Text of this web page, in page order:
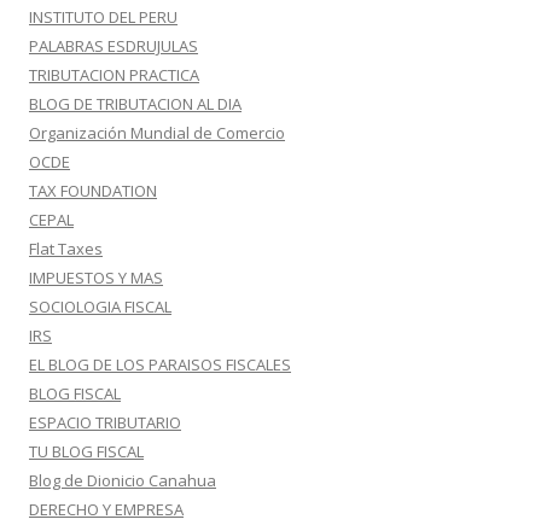
INSTITUTO DEL PERU
PALABRAS ESDRUJULAS
TRIBUTACION PRACTICA
BLOG DE TRIBUTACION AL DIA
Organización Mundial de Comercio
OCDE
TAX FOUNDATION
CEPAL
Flat Taxes
IMPUESTOS Y MAS
SOCIOLOGIA FISCAL
IRS
EL BLOG DE LOS PARAISOS FISCALES
BLOG FISCAL
ESPACIO TRIBUTARIO
TU BLOG FISCAL
Blog de Dionicio Canahua
DERECHO Y EMPRESA